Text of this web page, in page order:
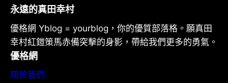
永遠的真田幸村
優格網 Yblog = yourblog，你的優質部落格。願真田
幸村紅鎧策馬赤備突擊的身影，帶給我們更多的勇氣。
優格網
關於我們